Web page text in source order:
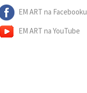
EM ART na Facebooku
EM ART na YouTube